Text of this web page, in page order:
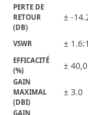
PERTE DE
RETOUR
(DB)
± -
VSWR ± 1.6:1
EFFICACITÉ
(%)
± 40,0
GAIN
MAXIMAL
(DBI)
± 3.0
GAIN